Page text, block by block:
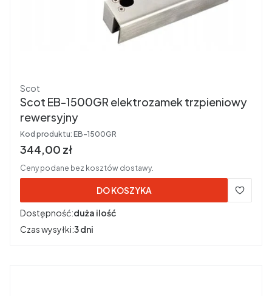
Producent
Scot
Scot EB-1500GR elektrozamek trzpieniowy
rewersyjny
Kod produktu: EB-1500GR
Cena brutto
344,00 zł
Ceny podane bez kosztów dostawy.
DO KOSZYKA
Dostępność:duża ilość
Czas wysyłki:3 dni